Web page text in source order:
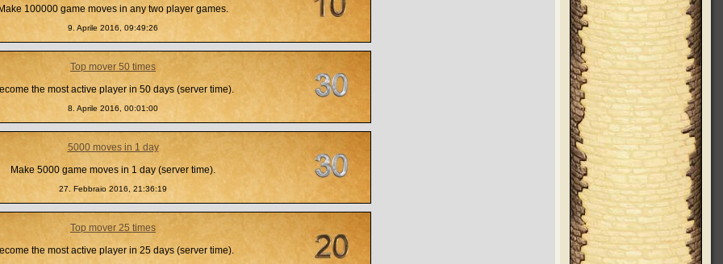
100000 game moves in any two player games.
9. Aprile 2016, 09:49:26
Top mover 50 times
the most active player in 50 days (server time).
8. Aprile 2016, 00:01:00
5000 moves in 1 day
Make 5000 game moves in 1 day (server time).
27. Febbraio 2016, 21:36:19
Top mover 25 times
the most active player in 25 days (server time).